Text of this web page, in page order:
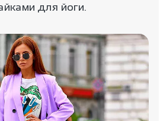
для йоги.